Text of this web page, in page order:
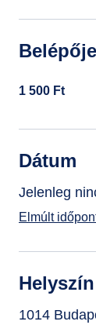
1 500 Ft
Dátum
Jelenleg
Elmúlt
Helyszín
1014